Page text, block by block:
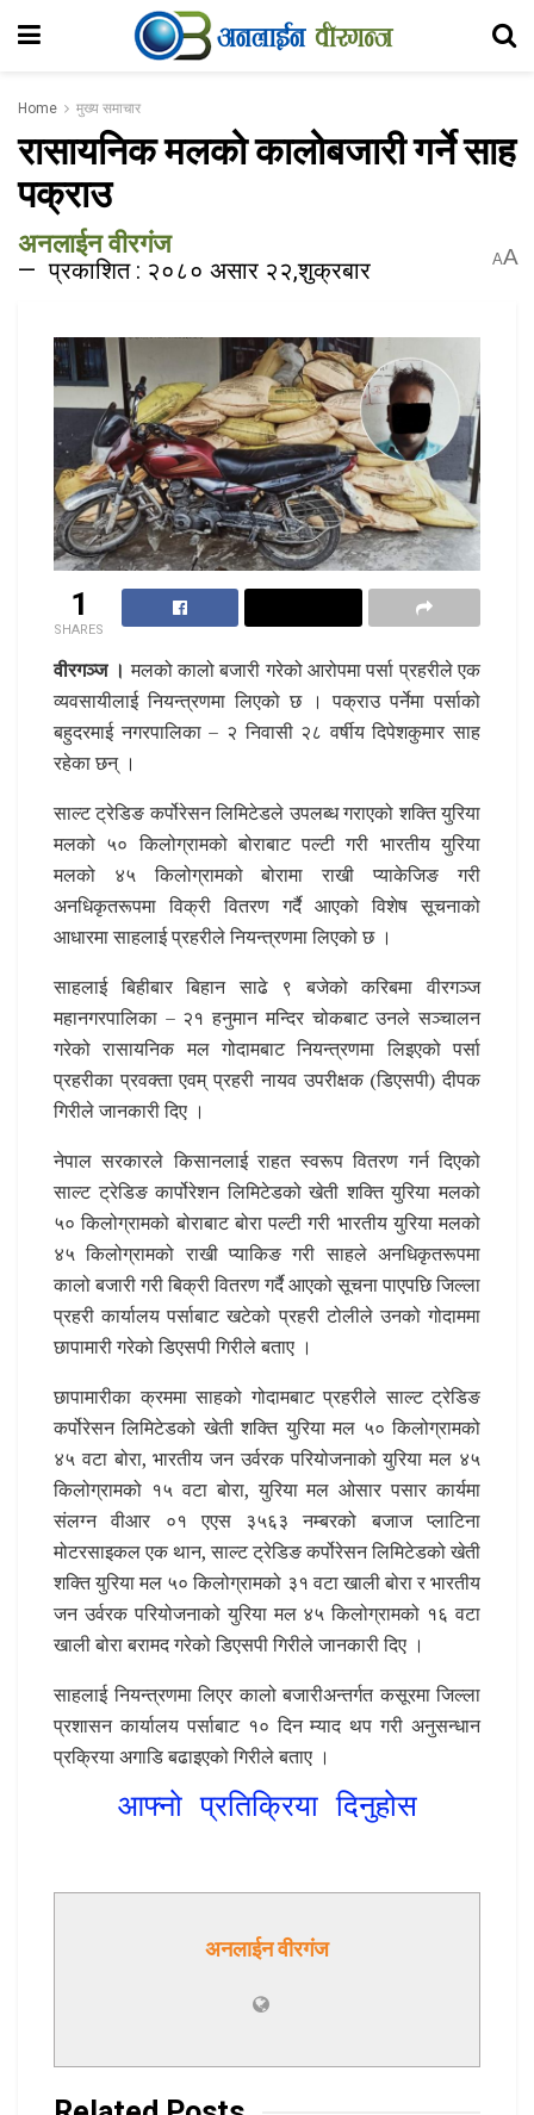
Home मुख्य समाचार
रासायनिक मलको कालोबजारी गर्ने साह
पक्राउ
अनलाईन वीरगंज
प्रकाशित : २०८० असार २२,शुक्रबार AA
1
SHARES
वीरगञ्ज । मलको कालो बजारी गरेको आरोपमा पर्सा प्रहरीले एक
व्यवसायीलाई नियन्त्रणमा लिएको छ । पक्राउ पर्नेमा पर्साको
बहुदरमाई नगरपालिका – २ निवासी २८ वर्षीय दिपेशकुमार साह
रहेका छन् ।
साल्ट ट्रेडिङ कर्पोरेसन लिमिटेडले उपलब्ध गराएको शक्ति युरिया
मलको ५० किलोग्रामको बोराबाट पल्टी गरी भारतीय युरिया
मलको ४५ किलोग्रामको बोरामा राखी प्याकेजिङ गरी
अनधिकृतरूपमा विक्री वितरण गर्दै आएको विशेष सूचनाको
आधारमा साहलाई प्रहरीले नियन्त्रणमा लिएको छ ।
साहलाई बिहीबार बिहान साढे ९ बजेको करिबमा वीरगञ्ज
महानगरपालिका – २१ हनुमान मन्दिर चोकबाट उनले सञ्चालन
गरेको रासायनिक मल गोदामबाट नियन्त्रणमा लिइएको पर्सा
प्रहरीका प्रवक्ता एवम् प्रहरी नायव उपरीक्षक (डिएसपी) दीपक
गिरीले जानकारी दिए ।
नेपाल सरकारले किसानलाई राहत स्वरूप वितरण गर्न दिएको
साल्ट ट्रेडिङ कार्पोरेशन लिमिटेडको खेती शक्ति युरिया मलको
५० किलोग्रामको बोराबाट बोरा पल्टी गरी भारतीय युरिया मलको
४५ किलोग्रामको राखी प्याकिङ गरी साहले अनधिकृतरूपमा
कालो बजारी गरी बिक्री वितरण गर्दै आएको सूचना पाएपछि जिल्ला
प्रहरी कार्यालय पर्साबाट खटेको प्रहरी टोलीले उनको गोदाममा
छापामारी गरेको डिएसपी गिरीले बताए ।
छापामारीका क्रममा साहको गोदामबाट प्रहरीले साल्ट ट्रेडिङ
कर्पोरेसन लिमिटेडको खेती शक्ति युरिया मल ५० किलोग्रामको
४५ वटा बोरा, भारतीय जन उर्वरक परियोजनाको युरिया मल ४५
किलोग्रामको १५ वटा बोरा, युरिया मल ओसार पसार कार्यमा
संलग्न वीआर ०१ एएस ३५६३ नम्बरको बजाज प्लाटिना
मोटरसाइकल एक थान, साल्ट ट्रेडिङ कर्पोरेसन लिमिटेडको खेती
शक्ति युरिया मल ५० किलोग्रामको ३१ वटा खाली बोरा र भारतीय
जन उर्वरक परियोजनाको युरिया मल ४५ किलोग्रामको १६ वटा
खाली बोरा बरामद गरेको डिएसपी गिरीले जानकारी दिए ।
साहलाई नियन्त्रणमा लिएर कालो बजारीअन्तर्गत कसूरमा जिल्ला
प्रशासन कार्यालय पर्साबाट १० दिन म्याद थप गरी अनुसन्धान
प्रक्रिया अगाडि बढाइएको गिरीले बताए ।
आफ्नो प्रतिक्रिया दिनुहोस
अनलाईन वीरगंज